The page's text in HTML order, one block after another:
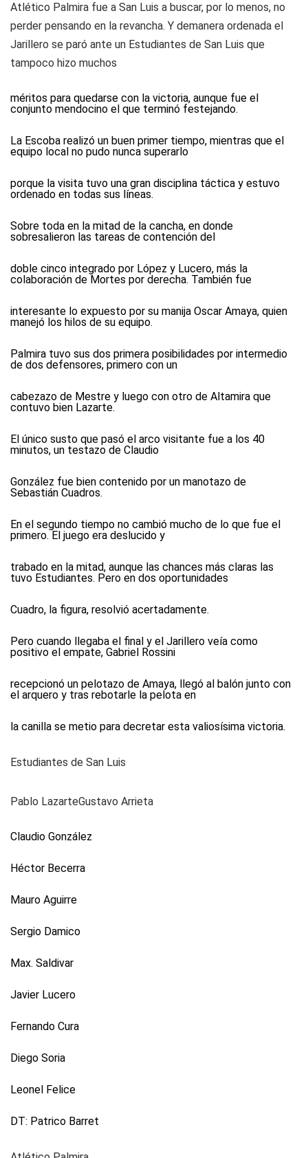
Atlético Palmira fue a San Luis a buscar, por lo menos, no
perder pensando en la revancha. Y demanera ordenada el
Jarillero se paró ante un Estudiantes de San Luis que
tampoco hizo muchos
méritos para quedarse con la victoria, aunque fue el
conjunto mendocino el que terminó festejando.
La Escoba realizó un buen primer tiempo, mientras que el
equipo local no pudo nunca superarlo
porque la visita tuvo una gran disciplina táctica y estuvo
ordenado en todas sus líneas.
Sobre toda en la mitad de la cancha, en donde
sobresalieron las tareas de contención del
doble cinco integrado por López y Lucero, más la
colaboración de Mortes por derecha. También fue
interesante lo expuesto por su manija Oscar Amaya, quien
manejó los hilos de su equipo.
Palmira tuvo sus dos primera posibilidades por intermedio
de dos defensores, primero con un
cabezazo de Mestre y luego con otro de Altamira que
contuvo bien Lazarte.
El único susto que pasó el arco visitante fue a los 40
minutos, un testazo de Claudio
González fue bien contenido por un manotazo de
Sebastián Cuadros.
En el segundo tiempo no cambió mucho de lo que fue el
primero. El juego era deslucido y
trabado en la mitad, aunque las chances más claras las
tuvo Estudiantes. Pero en dos oportunidades
Cuadro, la figura, resolvió acertadamente.
Pero cuando llegaba el final y el Jarillero veía como
positivo el empate, Gabriel Rossini
recepcionó un pelotazo de Amaya, llegó al balón junto con
el arquero y tras rebotarle la pelota en
la canilla se metio para decretar esta valiosísima victoria.
Estudiantes de San Luis
Pablo LazarteGustavo Arrieta
Claudio González
Héctor Becerra
Mauro Aguirre
Sergio Damico
Max. Saldivar
Javier Lucero
Fernando Cura
Diego Soria
Leonel Felice
DT: Patrico Barret